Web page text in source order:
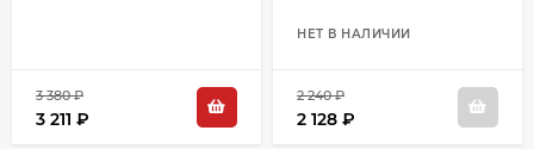
3 380 ₽
3 211 ₽
НЕТ В НАЛИЧИИ
2 240 ₽
2 128 ₽